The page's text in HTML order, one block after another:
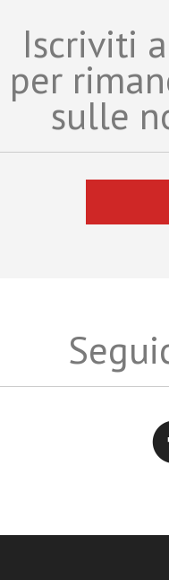
Iscriviti
per
sulle